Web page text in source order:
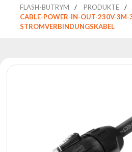
Reflektoren
Retro
FLASH-BUTRYM PRODUKTE
CABLE-POWER-IN-OUT-230V-3M-
STROMVERBINDUNGSKABEL